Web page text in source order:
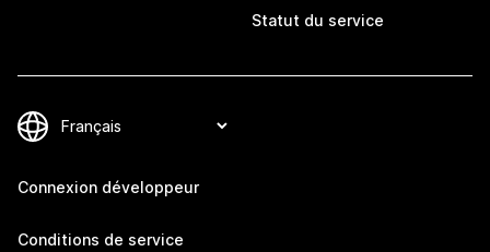
Statut du service
Connexion développeur
Conditions de service